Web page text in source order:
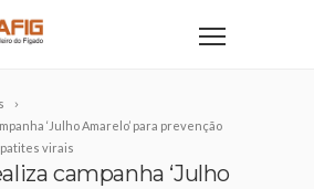
‘Julho Amarelo’ para prevenção
virais
campanha ‘Julho